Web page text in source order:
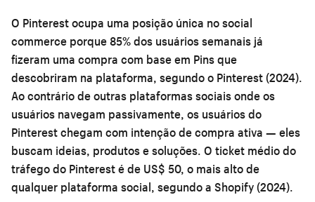
O Pinterest ocupa uma posição única no social
commerce porque 85% dos usuários semanais já
fizeram uma compra com base em Pins que
descobriram na plataforma, segundo o Pinterest (2024).
Ao contrário de outras plataformas sociais onde os
usuários navegam passivamente, os usuários do
Pinterest chegam com intenção de compra ativa — eles
buscam ideias, produtos e soluções. O ticket médio do
tráfego do Pinterest é de US$ 50, o mais alto de
qualquer plataforma social, segundo a Shopify (2024).